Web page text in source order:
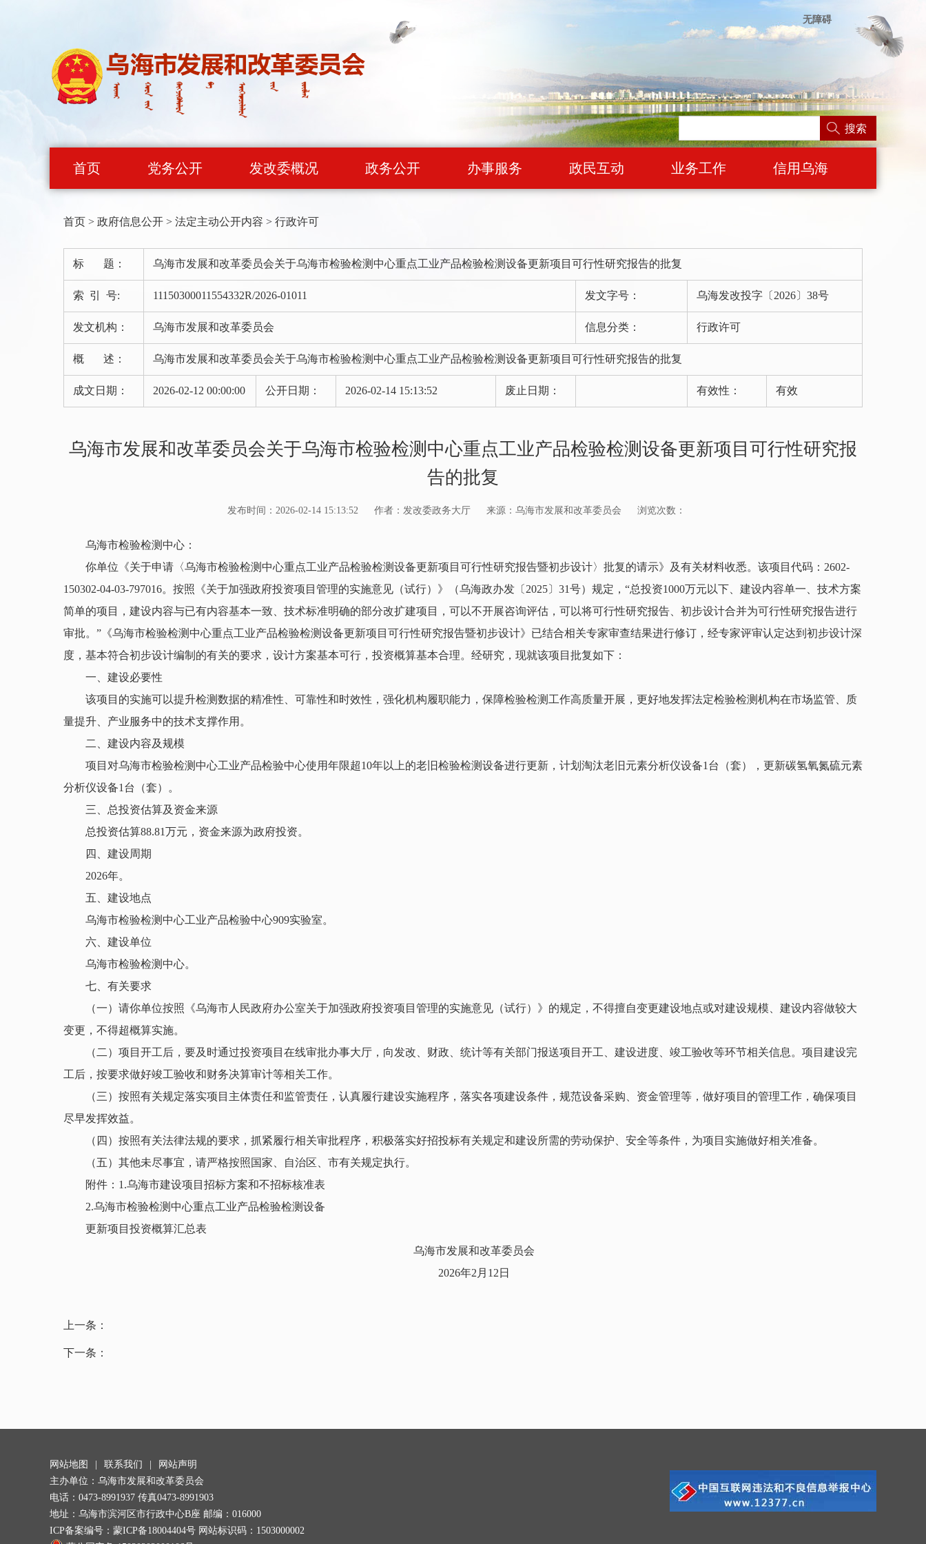
无障碍
搜索
首页 党务公开 发改委概况 政务公开 办事服务 政民互动 业务工作 信用乌海
首页 > 政府信息公开 > 法定主动公开内容 > 行政许可
标 题： 乌海市发展和改革委员会关于乌海市检验检测中心重点工业产品检验检测设备更新项目可行性研究报告的批复
索 引 号: 11150300011554332R/2026-01011 发文字号： 乌海发改投字〔2026〕38号
发文机构： 乌海市发展和改革委员会 信息分类： 行政许可
概 述： 乌海市发展和改革委员会关于乌海市检验检测中心重点工业产品检验检测设备更新项目可行性研究报告的批复
成文日期： 2026-02-12 00:00:00 公开日期： 2026-02-14 15:13:52 废止日期： 有效性： 有效
乌海市发展和改革委员会关于乌海市检验检测中心重点工业产品检验检测设备更新项目可行性研究报
告的批复
发布时间：2026-02-14 15:13:52 作者：发改委政务大厅 来源：乌海市发展和改革委员会 浏览次数：
乌海市检验检测中心：
你单位《关于申请〈乌海市检验检测中心重点工业产品检验检测设备更新项目可行性研究报告暨初步设计〉批复的请示》及有关材料收悉。该项目代码：2602-
150302-04-03-797016。按照《关于加强政府投资项目管理的实施意见（试行）》（乌海政办发〔2025〕31号）规定，“总投资1000万元以下、建设内容单一、技术方案
简单的项目，建设内容与已有内容基本一致、技术标准明确的部分改扩建项目，可以不开展咨询评估，可以将可行性研究报告、初步设计合并为可行性研究报告进行
审批。”《乌海市检验检测中心重点工业产品检验检测设备更新项目可行性研究报告暨初步设计》已结合相关专家审查结果进行修订，经专家评审认定达到初步设计深
度，基本符合初步设计编制的有关的要求，设计方案基本可行，投资概算基本合理。经研究，现就该项目批复如下：
一、建设必要性
该项目的实施可以提升检测数据的精准性、可靠性和时效性，强化机构履职能力，保障检验检测工作高质量开展，更好地发挥法定检验检测机构在市场监管、质
量提升、产业服务中的技术支撑作用。
二、建设内容及规模
项目对乌海市检验检测中心工业产品检验中心使用年限超10年以上的老旧检验检测设备进行更新，计划淘汰老旧元素分析仪设备1台（套），更新碳氢氧氮硫元素
分析仪设备1台（套）。
三、总投资估算及资金来源
总投资估算88.81万元，资金来源为政府投资。
四、建设周期
2026年。
五、建设地点
乌海市检验检测中心工业产品检验中心909实验室。
六、建设单位
乌海市检验检测中心。
七、有关要求
（一）请你单位按照《乌海市人民政府办公室关于加强政府投资项目管理的实施意见（试行）》的规定，不得擅自变更建设地点或对建设规模、建设内容做较大
变更，不得超概算实施。
（二）项目开工后，要及时通过投资项目在线审批办事大厅，向发改、财政、统计等有关部门报送项目开工、建设进度、竣工验收等环节相关信息。项目建设完
工后，按要求做好竣工验收和财务决算审计等相关工作。
（三）按照有关规定落实项目主体责任和监管责任，认真履行建设实施程序，落实各项建设条件，规范设备采购、资金管理等，做好项目的管理工作，确保项目
尽早发挥效益。
（四）按照有关法律法规的要求，抓紧履行相关审批程序，积极落实好招投标有关规定和建设所需的劳动保护、安全等条件，为项目实施做好相关准备。
（五）其他未尽事宜，请严格按照国家、自治区、市有关规定执行。
附件：1.乌海市建设项目招标方案和不招标核准表
2.乌海市检验检测中心重点工业产品检验检测设备
更新项目投资概算汇总表
乌海市发展和改革委员会
2026年2月12日
上一条：
下一条：
网站地图 联系我们
网站声明
主办单位：乌海市发展和改革委员会
电话：0473-8991937 传真0473-8991903
地址：乌海市滨河区市行政中心B座 邮编：016000
ICP备案编号： 蒙ICP备18004404号 网站标识码：1503000002